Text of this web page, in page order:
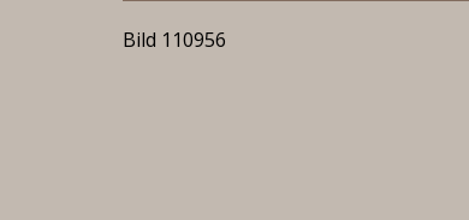
Bild 110956